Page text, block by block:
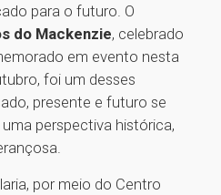
para o futuro. O
do Mackenzie, celebrado
em evento nesta
foi um desses
presente e futuro se
perspectiva histórica,
por meio do Centro